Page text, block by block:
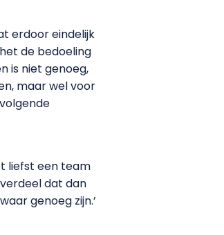
erdoor eindelijk
de bedoeling
is niet genoeg,
maar wel voor
liefst een team
dat dan
genoeg zijn.’